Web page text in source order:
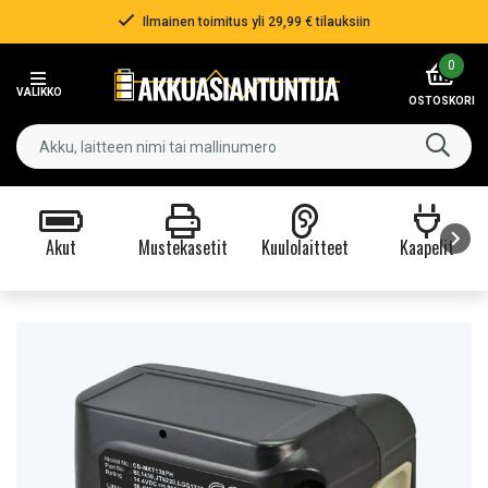
Ilmainen toimitus yli 29,99 € tilauksiin
VALIKKO
0
OSTOSKORI
Akut Mustekasetit Kuulolaitteet Kaapelit